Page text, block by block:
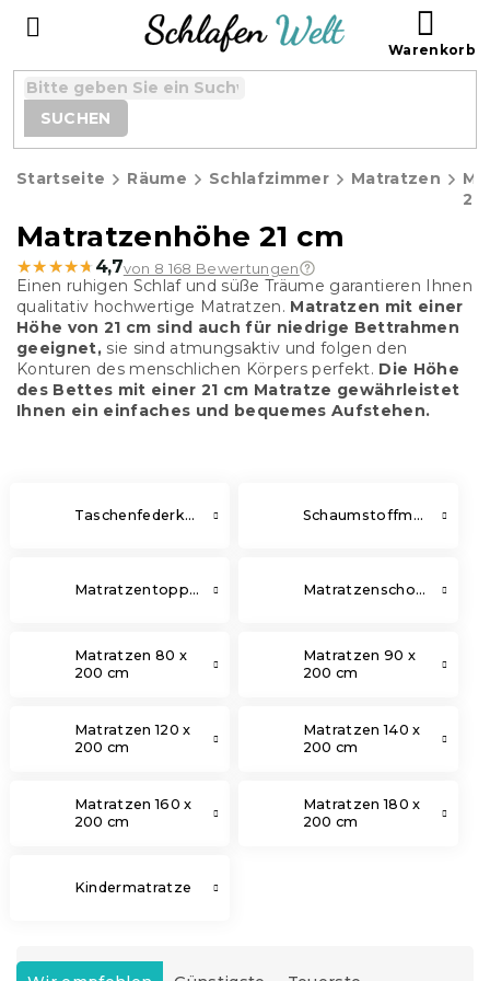
SUCHEN
Startseite Räume Schlafzimmer Matratzen
21
Matratzenhöhe 21 cm
★★★★★
★★★★★ 4,7von 8 168 Bewertungen
Einen ruhigen Schlaf und süße Träume garantieren Ihnen
qualitativ hochwertige Matratzen. Matratzen mit einer
Höhe von 21 cm sind auch für niedrige Bettrahmen
geeignet, sie sind atmungsaktiv und folgen den
Konturen des menschlichen Körpers perfekt. Die Höhe
des Bettes mit einer 21 cm Matratze gewährleistet
Ihnen ein einfaches und bequemes Aufstehen.
Taschenfederkernmatratzen Schaumstoffmatratze
Matratzentopper Matratzenschoner
Matratzen 80 x
200 cm
Matratzen 90 x
200 cm
Matratzen 120 x
200 cm
Matratzen 140 x
200 cm
Matratzen 160 x
200 cm
Matratzen 180 x
200 cm
Kindermatratze
P